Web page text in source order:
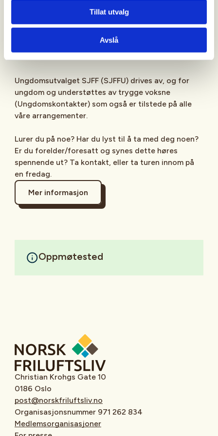
Tillat utvalg
Avslå
SJFFUpå Instagram
TikTokog vår egenpodcastpå din favoritt-
Ungdomsutvalget SJFF (SJFFU) drives av, og for
ungdom og understøttes av trygge voksne
(Ungdomskontakter) som også er tilstede på alle
våre arrangementer.
Lurer du på noe? Har du lyst til å ta med deg noen?
Er du forelder/foresatt og synes dette høres
spennende ut? Ta kontakt, eller ta turen innom på
en fredag.
Mer informasjon
Oppmøtested
Christian Krohgs Gate 10
0186 Oslo
post@norskfriluftsliv.no
Organisasjonsnummer 971 262 834
Medlemsorganisasjoner